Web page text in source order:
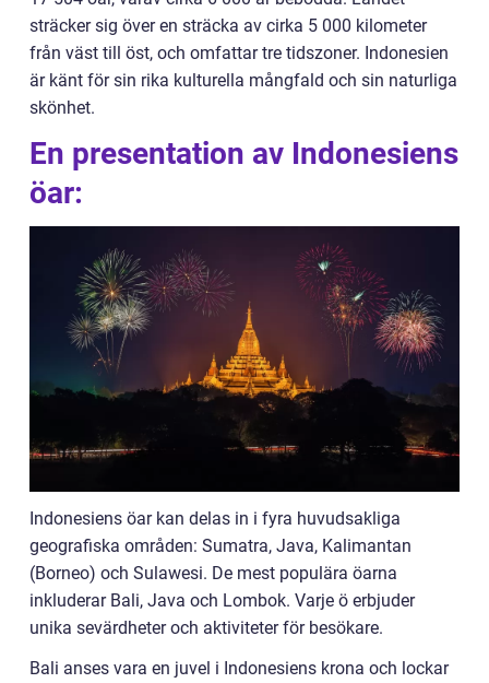
sträcker sig över en sträcka av cirka 5 000 kilometer
från väst till öst, och omfattar tre tidszoner. Indonesien
är känt för sin rika kulturella mångfald och sin naturliga
skönhet.
En presentation av Indonesiens
öar:
Indonesiens öar kan delas in i fyra huvudsakliga
geografiska områden: Sumatra, Java, Kalimantan
(Borneo) och Sulawesi. De mest populära öarna
inkluderar Bali, Java och Lombok. Varje ö erbjuder
unika sevärdheter och aktiviteter för besökare.
Bali anses vara en juvel i Indonesiens krona och lockar